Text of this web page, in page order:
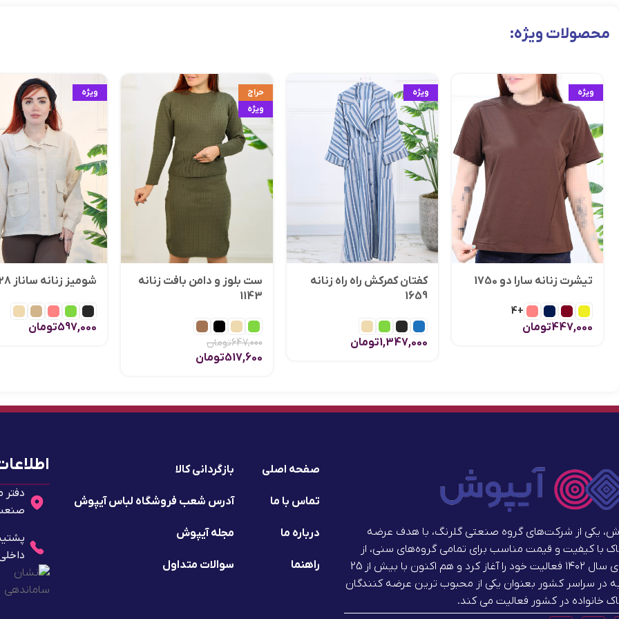
محصولات ویژه:
ویژه
تیشرت زنانه سارا دو 1750
+4
447,000تومان
ویژه
کفتان کمرکش راه راه زنانه
1659
1,347,000تومان
حراج
ویژه
ست بلوز و دامن بافت زنانه
1143
647,000تومان
517,600تومان
ویژه
شومیز زنانه ساناز 1628
597,000تومان
یکی از شرکت‌های گروه صنعتی گلرنگ، با هدف عرضه
با کیفیت و قیمت مناسب برای تمامی گروه‌های سنی، از
ابتدای سال ۱۴۰۲ فعالیت خود را آغاز کرد و هم اکنون با بیش از 25
در سراسر کشور بعنوان یکی از محبوب ترین عرضه کنندگان
خانواده در کشور فعالیت می کند.
صفحه اصلی
تماس با ما
درباره ما
راهنما
بازگردانی کالا
آدرس شعب فروشگاه لباس آیپوش
مجله آیپوش
سوالات متداول
دفتر
صنعت 2 -
داخلی